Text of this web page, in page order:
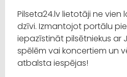
Pilseta24.lv lietotāji ne
dzīvi. Izmantojot portālu
iepazīstināt pilsētniekus ar
spēlēm vai koncertiem un
atbalsta iespējas!